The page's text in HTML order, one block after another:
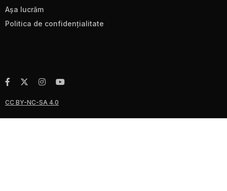
Aşa lucrăm
Politica de confidenţialitate
CC BY-NC-SA 4.0